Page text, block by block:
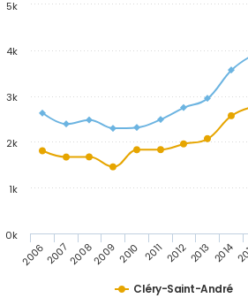
Cléry-Saint-André
20062007200820092010 2011 20122013 2014
0k
1k
2k
3k
4k
5k